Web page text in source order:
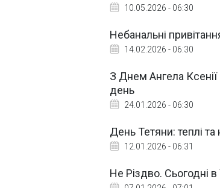
10.05.2026 - 06:30
Небанальні
14.02.2026 - 06:30
З Днем Ангела Ксенії
день
24.01.2026 - 06:30
День Тетяни: теплі та
12.01.2026 - 06:31
Не Різдво. Сьогодні в